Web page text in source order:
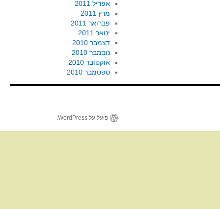
אפריל 2011
מרץ 2011
פברואר 2011
ינואר 2011
דצמבר 2010
נובמבר 2010
אוקטובר 2010
ספטמבר 2010
פועל על WordPress.